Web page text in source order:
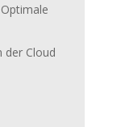
der Cloud